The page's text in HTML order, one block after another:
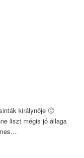
királynője 🙂
liszt mégis jó állaga